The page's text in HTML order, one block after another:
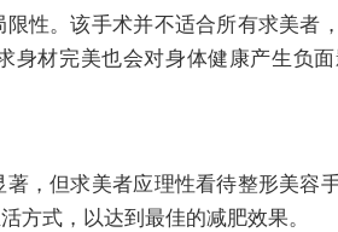
性。该手术并不适合所有求美者
身材完美也会对身体健康产生负
，但求美者应理性看待整形美容
方式，以达到最佳的减肥效果。